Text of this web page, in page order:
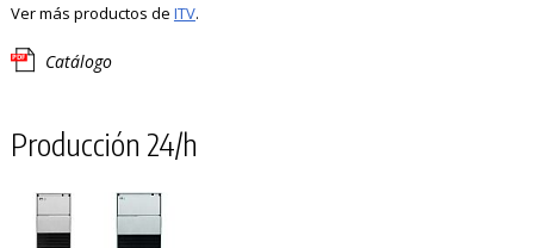
Ver más productos de ITV.
Catálogo
Producción 24/h